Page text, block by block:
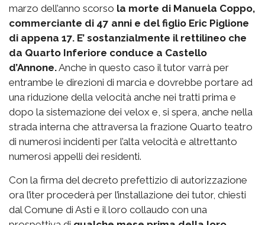
marzo dell’anno scorso la morte di Manuela Coppo,
commerciante di 47 anni e del figlio Eric Piglione
di appena 17. E’ sostanzialmente il rettilineo che
da Quarto Inferiore conduce a Castello
d’Annone.Anche in questo caso il tutor varrà per
entrambe le direzioni di marcia e dovrebbe portare ad
una riduzione della velocità anche nei tratti prima e
dopo la sistemazione dei velox e, si spera, anche nella
strada interna che attraversa la frazione Quarto teatro
di numerosi incidenti per l’alta velocità e altrettanto
numerosi appelli dei residenti.
Con la firma del decreto prefettizio di autorizzazione
ora l’iter procederà per l’installazione dei tutor, chiesti
dal Comune di Asti e il loro collaudo con una